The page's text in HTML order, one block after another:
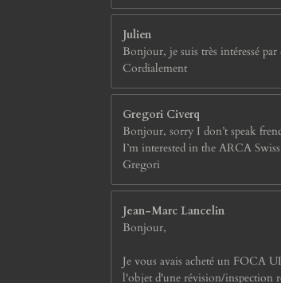
Julien
Bonjour, je suis très intéressé
Cordialement
Gregori Civerq
Bonjour, sorry I don’t speak
I’m interested in the ARCA
Gregori
Jean-Marc Lancelin
Bonjour,
Je vous avais acheté un FOCA
l'objet d'une révision/inspection